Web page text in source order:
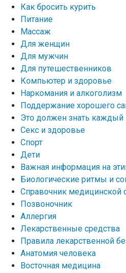
Как бросить курить
Питание
Массаж
Для женщин
Для мужчин
Для путешественников
Компьютер и здоровье
Наркомания и алкоголизм
Поддержание хорошего
Это должен знать каждый
Секс и здоровье
Спорт
Дети
Важная информация на
Биологические ритмы и
Справочник медицинской
Позвоночник
Аллергия
Лекарственные средства
Правила лекарственной
Aнатомия человека
Восточная медицина